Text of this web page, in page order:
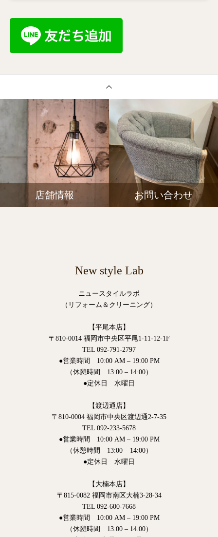
店舗情報 お問い合わせ
New style Lab
ニュースタイルラボ
（リフォーム＆クリーニング）
【平尾本店】
〒810-0014 福岡市中央区平尾1-11-12-1F
TEL 092-791-2797
●営業時間 10:00 AM – 19:00 PM
（休憩時間 13:00 – 14:00）
●定休日 水曜日
【渡辺通店】
〒810-0004 福岡市中央区渡辺通2-7-35
TEL 092-233-5678
●営業時間 10:00 AM – 19:00 PM
（休憩時間 13:00 – 14:00）
●定休日 水曜日
【大楠本店】
〒815-0082 福岡市南区大楠3-28-34
TEL 092-600-7668
●営業時間 10:00 AM – 19:00 PM
（休憩時間 13:00 – 14:00）